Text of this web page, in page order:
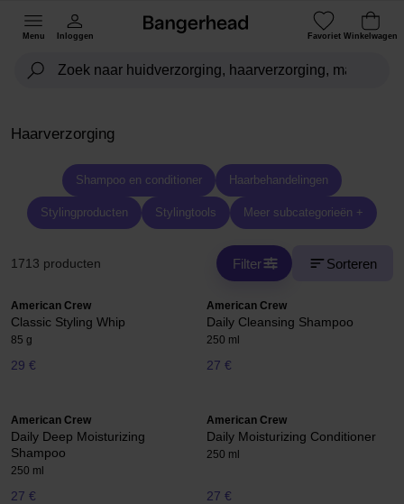
Menu Inloggen Favoriet Winkelwagen
Haarverzorging
Shampoo en conditioner Haarbehandelingen
Stylingproducten Stylingtools Meer subcategorieën +
1713 producten Filter Sorteren
American Crew
Classic Styling Whip
85 g
29 €
American Crew
Daily Cleansing Shampoo
250 ml
27 €
American Crew
Daily Deep Moisturizing
Shampoo
250 ml
27 €
American Crew
Daily Moisturizing Conditioner
250 ml
27 €